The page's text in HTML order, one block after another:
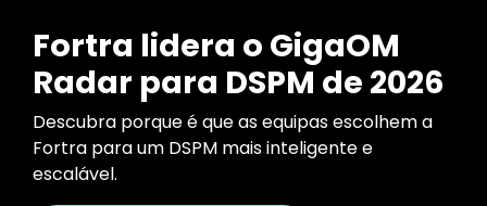
Fortra lidera o GigaOM
Radar para DSPM de 2026
Descubra porque é que as equipas escolhem a
Fortra para um DSPM mais inteligente e
escalável.